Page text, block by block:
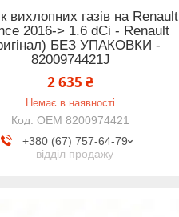
вихлопних газів на Renault
2016-> 1.6 dCi - Renault
БЕЗ УПАКОВКИ -
8200974421J
2 635 ₴
Немає в наявності
OEM 8200974421
+380 (67) 757-64-79
відділ продажу